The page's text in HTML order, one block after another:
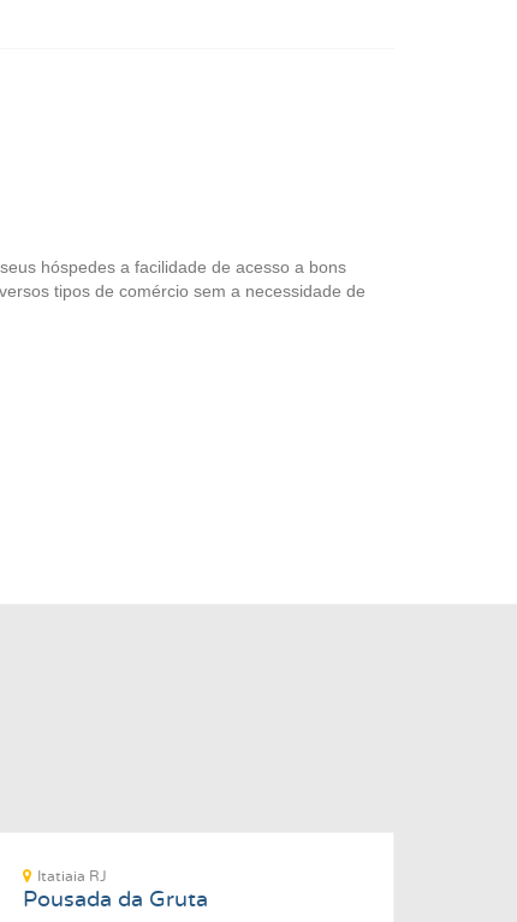
hóspedes a facilidade de acesso a bons
tipos de comércio sem a necessidade de
Itatiaia RJ
Pousada da Gruta